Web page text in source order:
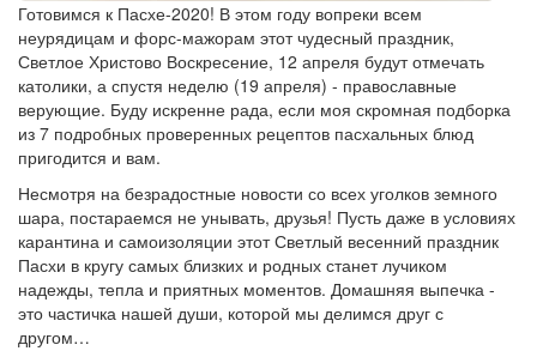
Готовимся к Пасхе-2020! В этом году вопреки всем
неурядицам и форс-мажорам этот чудесный праздник,
Светлое Христово Воскресение, 12 апреля будут отмечать
католики, а спустя неделю (19 апреля) - православные
верующие. Буду искренне рада, если моя скромная подборка
из 7 подробных проверенных рецептов пасхальных блюд
пригодится и вам.
Несмотря на безрадостные новости со всех уголков земного
шара, постараемся не унывать, друзья! Пусть даже в условиях
карантина и самоизоляции этот Светлый весенний праздник
Пасхи в кругу самых близких и родных станет лучиком
надежды, тепла и приятных моментов. Домашняя выпечка -
это частичка нашей души, которой мы делимся друг с
другом…